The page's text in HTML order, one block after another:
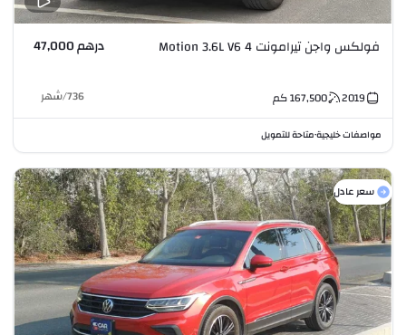
فولكس واجن تيرامونت 4 Motion 3.6L V6 درهم 47,000
2019
167,500كم 736
/شهر
مواصفات خليجية•متاحة للتمويل
سعر عادل